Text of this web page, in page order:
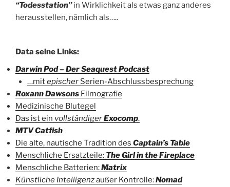
“Todesstation”in Wirklichkeit als etwas ganz anderes
herausstellen, nämlich als…..
Data seine Links:
Darwin Pod – Der Seaquest Podcast
…mitepischerSerien-Abschlussbesprechung
Roxann Dawsons Filmografie
Medizinische Blutegel
Das ist ein vollständigerExocomp.
MTV Catfish
Die alte, nautische Tradition des Captain’s Table
Menschliche Ersatzteile: The Girl in the Fireplace
Menschliche Batterien:Matrix
Künstliche Intelligenzaußer Kontrolle:Nomad